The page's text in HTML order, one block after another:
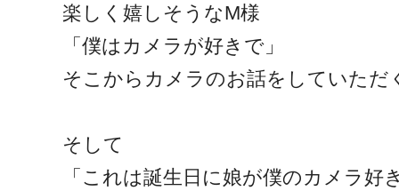
楽しく嬉しそうなM様
「僕はカメラが好きで」
そこからカメラのお話をしていただ
そして
「これは誕生日に娘が僕のカメラ